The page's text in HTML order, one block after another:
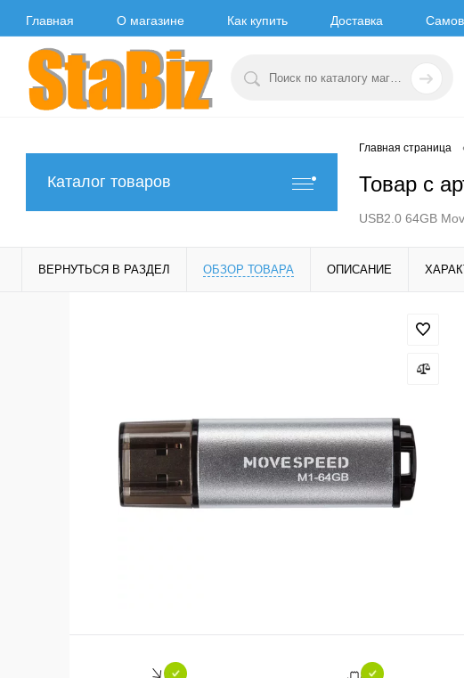
Главная О магазине Как купить Доставка
Каталог товаров
Главная страница
Товар с
USB2.0 64GB
ВЕРНУТЬСЯ В РАЗДЕЛ ОБЗОР ТОВАРА ОПИСАНИЕ